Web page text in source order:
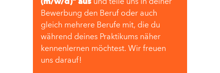
(m/w/d)" aus und teile uns in deiner
Bewerbung den Beruf oder auch
gleich mehrere Berufe mit, die du
während deines Praktikums näher
kennenlernen möchtest. Wir freuen
uns darauf!